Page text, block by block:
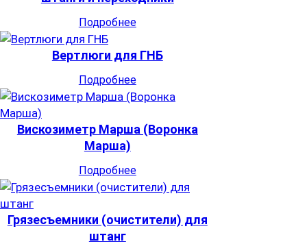
Подробнее
Вертлюги для ГНБ
Подробнее
Вискозиметр Марша (Воронка
Марша)
Подробнее
Грязесъемники (очистители) для
штанг